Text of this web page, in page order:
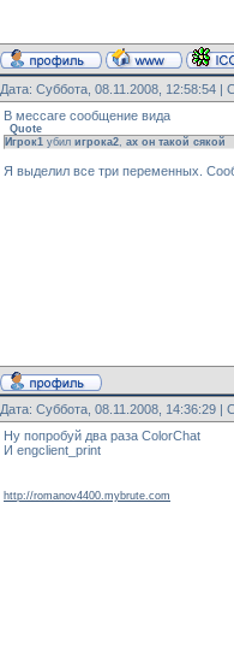
Дата: Суббота, 08.11.2008, 12:58:54
В мессаге сообщение вида
Quote
Игрок1 убил игрока2 ах он такой сякой
Я выделил все три переменных.
Дата: Суббота, 08.11.2008, 14:36:29
Ну попробуй два раза ColorChat
И engclient_print
http://romanov4400.mybrute.com